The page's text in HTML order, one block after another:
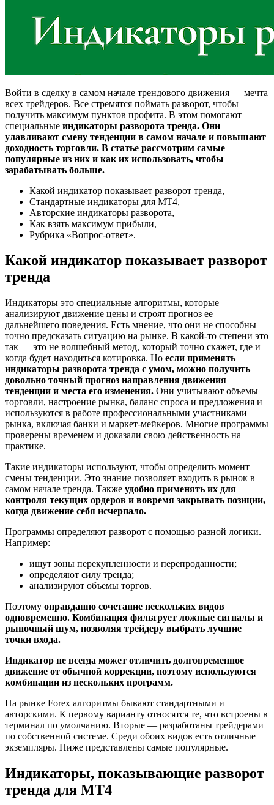
Войти в сделку в самом начале трендового движения ― мечта
всех трейдеров. Все стремятся поймать разворот, чтобы
получить максимум пунктов профита. В этом помогают
специальные индикаторы разворота тренда. Они
улавливают смену тенденции в самом начале и повышают
доходность торговли. В статье рассмотрим самые
популярные из них и как их использовать, чтобы
зарабатывать больше.
Какой индикатор показывает разворот тренда,
Стандартные индикаторы для МТ4,
Авторские индикаторы разворота,
Как взять максимум прибыли,
Рубрика «Вопрос-ответ».
Какой индикатор показывает разворот
тренда
Индикаторы это специальные алгоритмы, которые
анализируют движение цены и строят прогноз ее
дальнейшего поведения. Есть мнение, что они не способны
точно предсказать ситуацию на рынке. В какой-то степени это
так ― это не волшебный метод, который точно скажет, где и
когда будет находиться котировка. Но если применять
индикаторы разворота тренда с умом, можно получить
довольно точный прогноз направления движения
тенденции и места его изменения. Они учитывают объемы
торговли, настроение рынка, баланс спроса и предложения и
используются в работе профессиональными участниками
рынка, включая банки и маркет-мейкеров. Многие программы
проверены временем и доказали свою действенность на
практике.
Такие индикаторы используют, чтобы определить момент
смены тенденции. Это знание позволяет входить в рынок в
самом начале тренда. Также удобно применять их для
контроля текущих ордеров и вовремя закрывать позиции,
когда движение себя исчерпало.
Программы определяют разворот с помощью разной логики.
Например:
ищут зоны перекупленности и перепроданности;
определяют силу тренда;
анализируют объемы торгов.
Поэтому оправданно сочетание нескольких видов
одновременно. Комбинация фильтрует ложные сигналы и
рыночный шум, позволяя трейдеру выбрать лучшие
точки входа.
Индикатор не всегда может отличить долговременное
движение от обычной коррекции, поэтому используются
комбинации из нескольких программ.
На рынке Forex алгоритмы бывают стандартными и
авторскими. К первому варианту относятся те, что встроены в
терминал по умолчанию. Вторые ― разработаны трейдерами
по собственной системе. Среди обоих видов есть отличные
экземпляры. Ниже представлены самые популярные.
Индикаторы, показывающие разворот
тренда для МТ4